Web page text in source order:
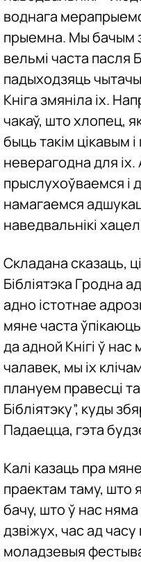
воднага
прыемна. Мы бачым
вельмі часта пасля
падыходзяць
Кніга змяніла іх.
чакаў, што хлопец,
быць такім цікавым
неверагодна для
прыслухоўваемся і
намагаемся
наведвальнікі
Складана сказаць,
Бібліятэка Гродна
адно істотнае
мяне часта
да адной Кнігі ў
чалавек, мы іх
плануем правесці
Бібліятэку”, куды
Падаецца, гэта
Калі казаць пра
праектам таму, што
бачу, што ў нас
дзвіжух, час ад
моладзевыя